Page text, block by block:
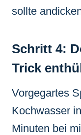
sollte
Schritt 4:
Trick
Vorgegartes
Kochwasser
Minuten bei